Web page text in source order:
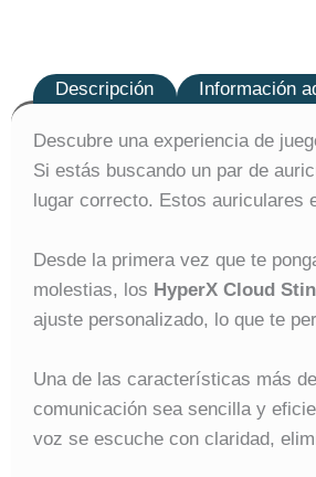
Descripción Información
Descubre una experiencia de
Si estás buscando un par de
lugar correcto. Estos auriculares
Desde la primera vez que te
molestias, los HyperX Cloud
ajuste personalizado, lo que te
Una de las características más
comunicación sea sencilla y
voz se escuche con claridad,